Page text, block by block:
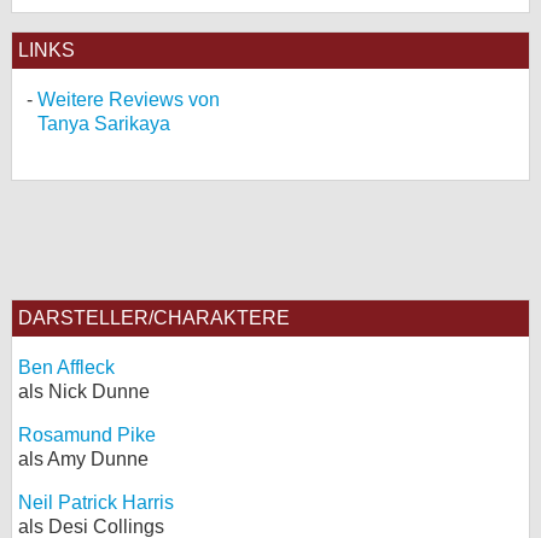
LINKS
Weitere Reviews von
Tanya Sarikaya
DARSTELLER/CHARAKTERE
Ben Affleck
als Nick Dunne
Rosamund Pike
als Amy Dunne
Neil Patrick Harris
als Desi Collings